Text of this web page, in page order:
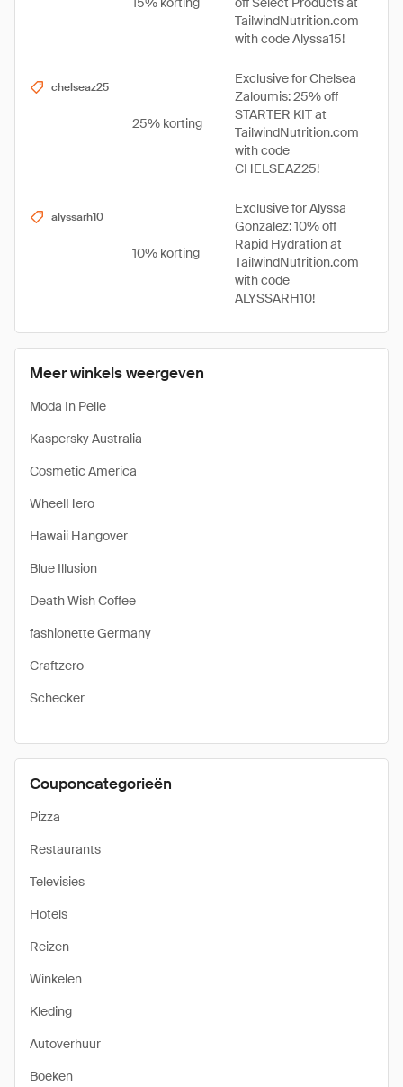
Meer winkels weergeven
Moda In Pelle
Kaspersky Australia
Cosmetic America
WheelHero
Hawaii Hangover
Blue Illusion
Death Wish Coffee
fashionette Germany
Craftzero
Schecker
Couponcategorieën
Pizza
Restaurants
Televisies
Hotels
Reizen
Winkelen
Kleding
Autoverhuur
Boeken
TailwindNutrition.com
with code Alyssa15!
chelseaz25
25% korting
Exclusive for Chelsea
Zaloumis: 25% off
STARTER KIT at
TailwindNutrition.com
with code
CHELSEAZ25!
alyssarh10
10% korting
Exclusive for Alyssa
Gonzalez: 10% off
Rapid Hydration at
TailwindNutrition.com
with code
ALYSSARH10!